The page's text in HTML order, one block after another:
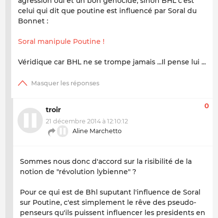
celui qui dit que poutine est influencé par Soral du
Bonnet :
Soral manipule Poutine !
Véridique car BHL ne se trompe jamais ...Il pense lui ...
troir
21 décembre 2014 à 12:10:12
Aline Marchetto
0
Sommes nous donc d'accord sur la risibilité de la
notion de "révolution lybienne" ?
Pour ce qui est de Bhl suputant l'influence de Soral
sur Poutine, c'est simplement le rêve des pseudo-
penseurs qu'ils puissent influencer les presidents en